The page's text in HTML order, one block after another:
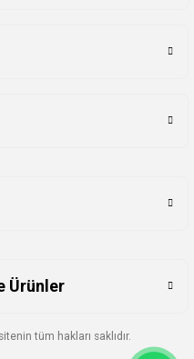
Ürünler
tüm hakları saklıdır.